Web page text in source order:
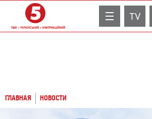
TV
ГЛАВНАЯ НОВОСТИ